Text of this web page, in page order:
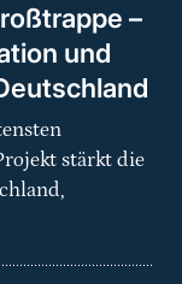
–
und
stärkt die